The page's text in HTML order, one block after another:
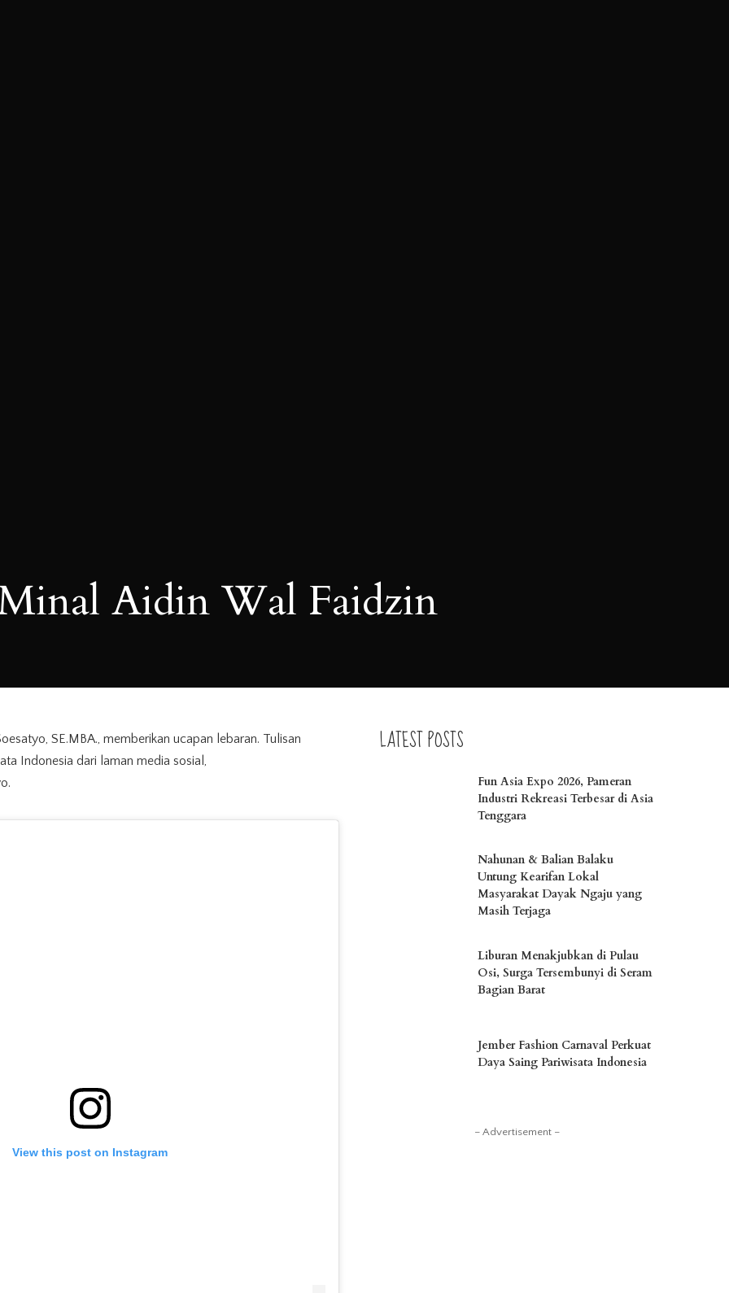
Aidin Wal Faidzin
SE.MBA., memberikan ucapan lebaran. Tulisan
Indonesia dari laman media sosial,
View this post on Instagram
LATEST POSTS
Fun Asia Expo 2026, Pameran
Industri Rekreasi Terbesar di Asia
Tenggara
Nahunan & Balian Balaku
Untung Kearifan Lokal
Masyarakat Dayak Ngaju yang
Masih Terjaga
Liburan Menakjubkan di Pulau
Osi, Surga Tersembunyi di Seram
Bagian Barat
Jember Fashion Carnaval Perkuat
Daya Saing Pariwisata Indonesia
– Advertisement –